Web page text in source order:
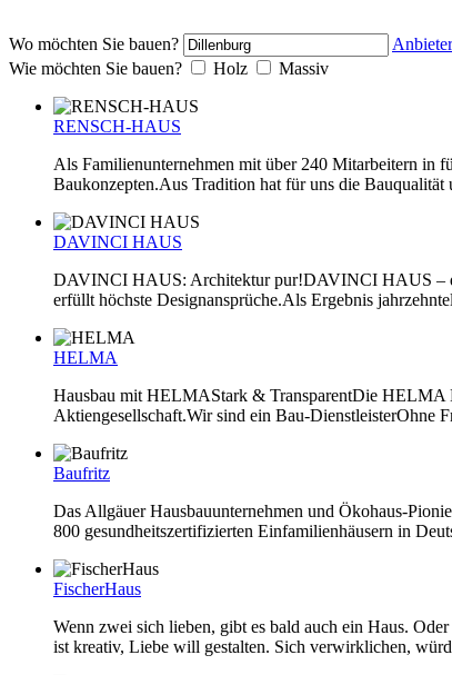
Wo möchten Sie bauen?
Wie möchten Sie bauen?
Holz Massiv
RENSCH-HAUS
Als Familienunternehmen mit über 240 Mitarbeitern in
Baukonzepten.Aus Tradition hat für uns die
DAVINCI HAUS
DAVINCI HAUS: Architektur pur!DAVINCI HAUS –
erfüllt höchste Designansprüche.Als Ergebnis
HELMA
Hausbau mit HELMAStark & TransparentDie HELMA
Aktiengesellschaft.Wir sind ein Bau-DienstleisterOhne
Baufritz
Das Allgäuer Hausbauunternehmen und Ökohaus-
800 gesundheitszertifizierten Einfamilienhäusern in
FischerHaus
Wenn zwei sich lieben, gibt es bald auch ein Haus.
ist kreativ, Liebe will gestalten. Sich verwirklichen,